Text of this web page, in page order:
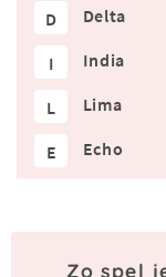
D Delta
I India
L Lima
E Echo
Zo spel